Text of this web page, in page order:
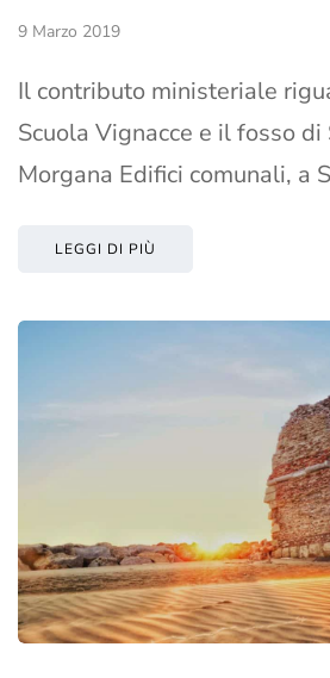
9 Marzo 2019
Il contributo ministeriale
Scuola Vignacce e il fosso di
Morgana Edifici comunali, a
LEGGI DI PIÙ